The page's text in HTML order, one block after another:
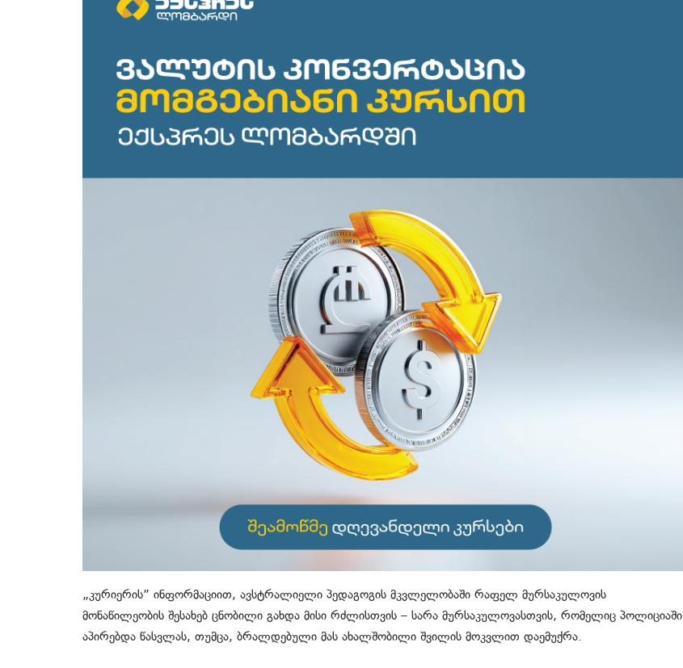
„კურიერის” ინფორმაციით, ავსტრალიელი პედაგოგის მკვლელობაში რაფელ მურსაკულოვის
მონაწილეობის შესახებ ცნობილი გახდა მისი რძლისთვის – სარა მურსაკულოვასთვის, რომელიც პოლიციაში
აპირებდა წასვლას, თუმცა, ბრალდებული მას ახალშობილი შვილის მოკვლით დაემუქრა.